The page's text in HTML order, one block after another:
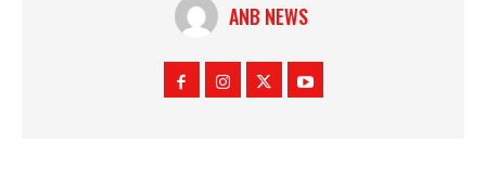
ANB NEWS